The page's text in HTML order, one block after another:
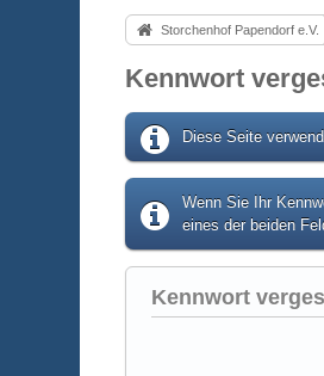
Storchenhof Papendorf e.V.
Kennwort
Diese Seite
Wenn Sie Ihr
eines der beiden
Kennwort